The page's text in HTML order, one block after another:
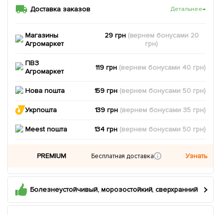
Доставка заказов Детальнее→
Магазины
Агромаркет
29 грн (вернем бонусами 20
грн)
ПВЗ
Агромаркет
119 грн (вернем бонусами 40 грн)
Нова пошта 159 грн (вернем бонусами 50 грн)
Укрпошта 139 грн (вернем бонусами35 грн)
Meest пошта 134 грн (вернем бонусами 50 грн)
PREMIUM Бесплатная доставка Узнать
Болезнеустойчивый, морозостойкий, сверхранний